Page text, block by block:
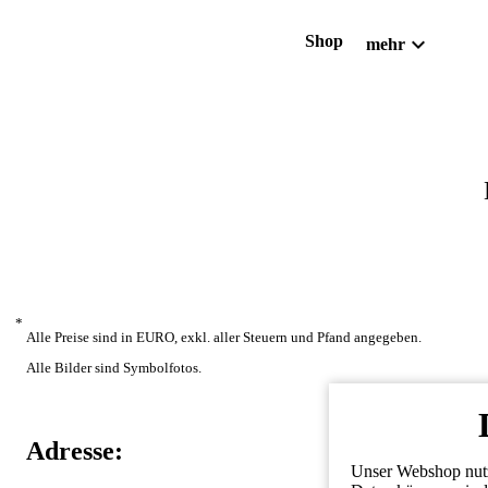
Unser Webshop
Shop mehrexpand_more
*
Alle Preise sind in EURO, exkl. aller Steuern und Pfand angegeben.
Alle Bilder sind Symbolfotos.
Adresse: